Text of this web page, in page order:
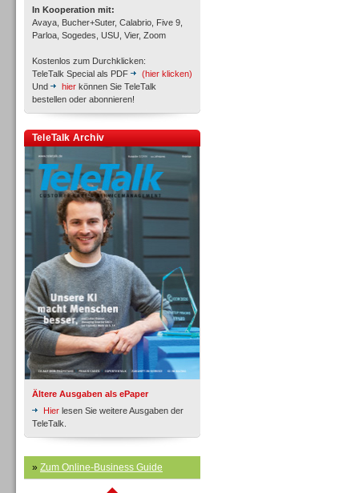
In Kooperation mit:
Avaya, Bucher+Suter, Calabrio, Five 9,
Parloa, Sogedes, USU, Vier, Zoom
Kostenlos zum Durchklicken:
TeleTalk Special als PDF
(hier klicken)
Und
hier können Sie TeleTalk
bestellen oder abonnieren!
TeleTalk Archiv
Ältere Ausgaben als ePaper
Hier lesen Sie weitere Ausgaben der
TeleTalk.
» Zum Online-Business Guide
Inbound
Inbound
Inbound